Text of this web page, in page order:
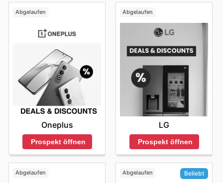
Abgelaufen
Oneplus
Prospekt öffnen
Abgelaufen
LG
Prospekt öffnen
Abgelaufen Abgelaufen Beliebt